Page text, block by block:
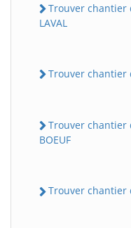
Trouver chantier
LAVAL
Trouver chantier
Trouver chantier
BOEUF
Trouver chantier